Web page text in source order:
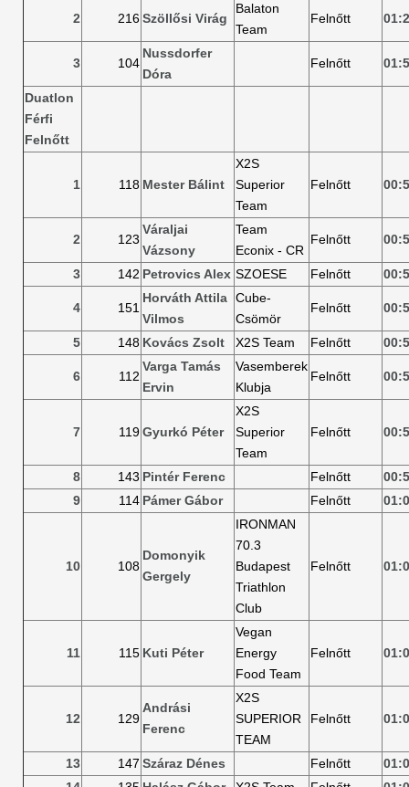
2 216Szöllősi Virág
Balaton
Team
Felnőtt
3 104
Nussdorfer
Dóra
Felnőtt
Duatlon
Férfi
Felnőtt
1 118 Mester Bálint
X2S
Superior
Team
Felnőtt
2 123
Váraljai
Vázsony
Team
Econix - CR
Felnőtt
3 142 Petrovics Alex SZOESE Felnőtt
4 151
Horváth Attila
Vilmos
Cube-
Csömör
Felnőtt
5 148 Kovács Zsolt X2S Team Felnőtt
6 112
Varga Tamás
Ervin
Vasemberek
Klubja
Felnőtt
7 119Gyurkó Péter
X2S
Superior
Team
Felnőtt
8 143 Pintér Ferenc Felnőtt
9
114 Pámer Gábor Felnőtt
10 108
Domonyik
Gergely
IRONMAN
70.3
Budapest
Triathlon
Club
Felnőtt
11 115 Kuti Péter
Vegan
Energy
Food Team
Felnőtt
12 129
Andrási
Ferenc
X2S
SUPERIOR
TEAM
Felnőtt
13 147 Száraz Dénes Felnőtt